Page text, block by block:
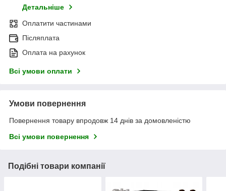
Детальніше
Оплатити частинами
Післяплата
Оплата на рахунок
Всі умови оплати
Умови повернення
Повернення товару впродовж 14 днів за домовленістю
Всі умови повернення
Подібні товари компанії